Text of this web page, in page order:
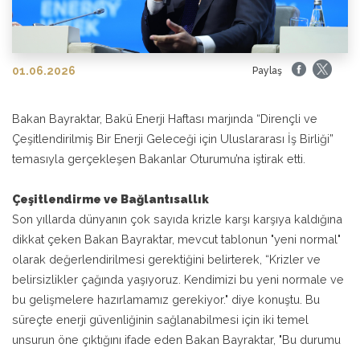
01.06.2026 Paylaş
Bakan Bayraktar, Bakü Enerji Haftası marjında “Dirençli ve
Çeşitlendirilmiş Bir Enerji Geleceği için Uluslararası İş Birliği”
temasıyla gerçekleşen Bakanlar Oturumu’na iştirak etti.
Çeşitlendirme ve Bağlantısallık
Son yıllarda dünyanın çok sayıda krizle karşı karşıya kaldığına
dikkat çeken Bakan Bayraktar, mevcut tablonun "yeni normal"
olarak değerlendirilmesi gerektiğini belirterek, “Krizler ve
belirsizlikler çağında yaşıyoruz. Kendimizi bu yeni normale ve
bu gelişmelere hazırlamamız gerekiyor." diye konuştu. Bu
süreçte enerji güvenliğinin sağlanabilmesi için iki temel
unsurun öne çıktığını ifade eden Bakan Bayraktar, "Bu durumu